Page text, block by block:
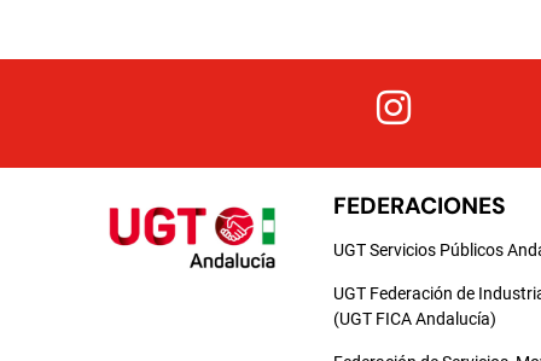
FEDERACIONES
UGT Servicios Públicos
UGT Federación de
(UGT FICA Andalucía)